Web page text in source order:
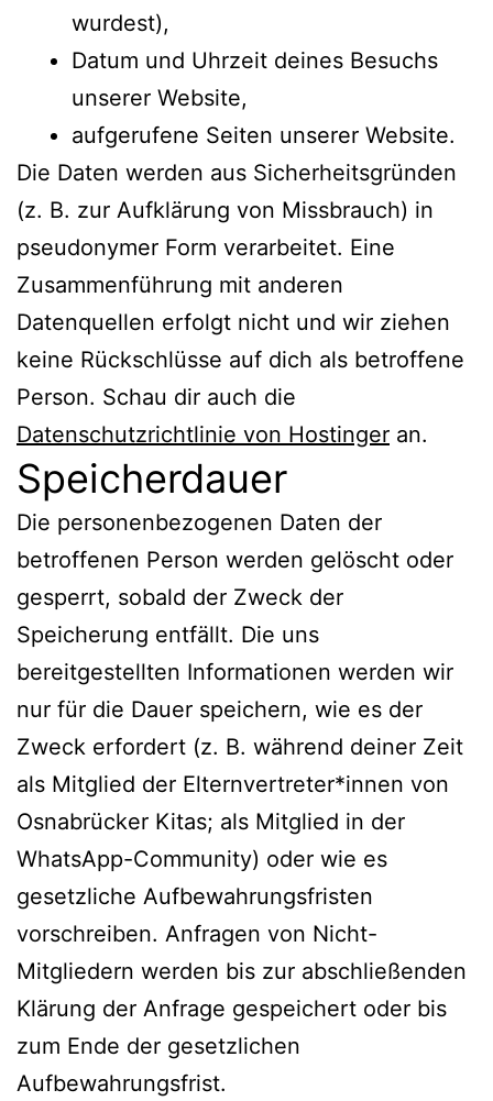
wurdest),
Datum und Uhrzeit deines Besuchs
unserer Website,
aufgerufene Seiten unserer Website.
Die Daten werden aus Sicherheitsgründen
(z. B. zur Aufklärung von Missbrauch) in
pseudonymer Form verarbeitet. Eine
Zusammenführung mit anderen
Datenquellen erfolgt nicht und wir ziehen
keine Rückschlüsse auf dich als betroffene
Person. Schau dir auch die
Datenschutzrichtlinie von Hostinger an.
Speicherdauer
Die personenbezogenen Daten der
betroffenen Person werden gelöscht oder
gesperrt, sobald der Zweck der
Speicherung entfällt. Die uns
bereitgestellten Informationen werden wir
nur für die Dauer speichern, wie es der
Zweck erfordert (z. B. während deiner Zeit
als Mitglied der Elternvertreter*innen von
Osnabrücker Kitas; als Mitglied in der
WhatsApp-Community) oder wie es
gesetzliche Aufbewahrungsfristen
vorschreiben. Anfragen von Nicht-
Mitgliedern werden bis zur abschließenden
Klärung der Anfrage gespeichert oder bis
zum Ende der gesetzlichen
Aufbewahrungsfrist.